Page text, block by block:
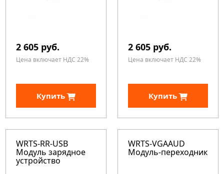
2 605 руб.
Цена включает НДС 22%
Купить
2 605 руб.
Цена включает НДС 22%
Купить
WRTS-RR-USB
Модуль зарядное
устройство
WRTS-VGAAUD
Модуль-переходник